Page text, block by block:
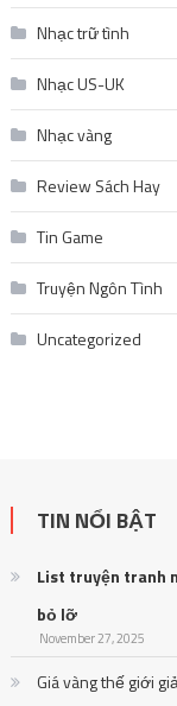
Nhạc trữ tình
Nhạc US-UK
Nhạc vàng
Review Sách Hay
Tin Game
Truyện Ngôn Tình
Uncategorized
TIN NỔI BẬT
List truyện tranh
bỏ lỡ
November 27, 2025
Giá vàng thế giới